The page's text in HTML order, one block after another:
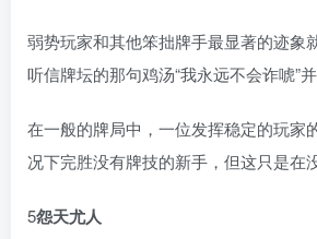
弱势玩家和其他笨拙牌手最显著的迹象
听信牌坛的那句鸡汤“我永远不会诈唬”并
在一般的牌局中，一位发挥稳定的玩家
况下完胜没有牌技的新手，但这只是在
5怨天尤人